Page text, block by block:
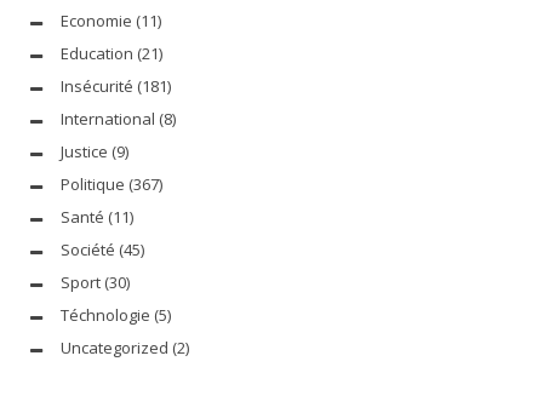
Economie (11)
Education (21)
Insécurité (181)
International (8)
Justice (9)
Politique (367)
Santé (11)
Société (45)
Sport (30)
Téchnologie (5)
Uncategorized (2)